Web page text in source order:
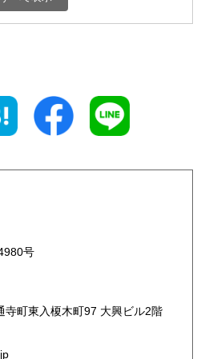
静岡県
円 三重県
円 京都府 430円
円 広島県 430円
号
寺町東入榎木町97 大興ビル2階